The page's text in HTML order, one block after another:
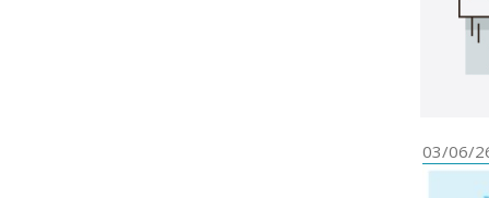
03/06/